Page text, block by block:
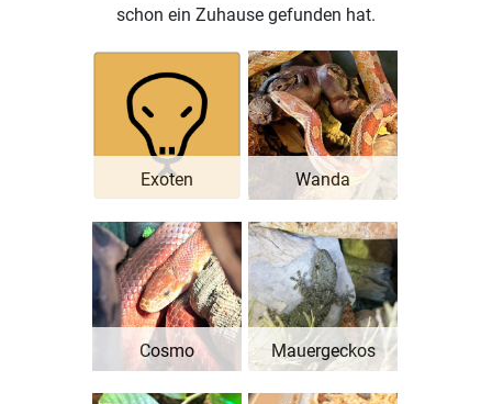
schon ein Zuhause gefunden hat.
Exoten Wanda
Cosmo Mauergeckos